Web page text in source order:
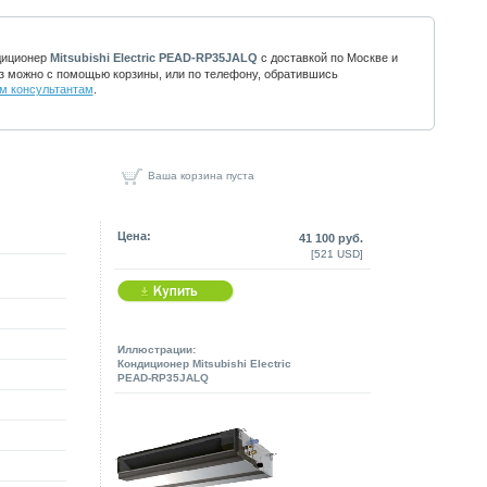
Mitsubishi Electric PEAD-RP35JALQ с доставкой по Москве и
можно с помощью корзины, или по телефону, обратившись
консультантам
Ваша корзина пуста
Цена: 41 100 руб.
[521 USD]
Иллюстрации:
Кондиционер Mitsubishi Electric
PEAD-RP35JALQ